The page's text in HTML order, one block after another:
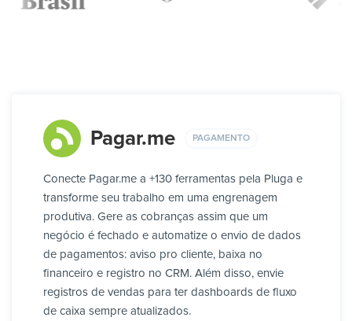
Pagar.me PAGAMENTO
Conecte Pagar.me a +130 ferramentas pela Pluga e
transforme seu trabalho em uma engrenagem
produtiva. Gere as cobranças assim que um
negócio é fechado e automatize o envio de dados
de pagamentos: aviso pro cliente, baixa no
financeiro e registro no CRM. Além disso, envie
registros de vendas para ter dashboards de fluxo
de caixa sempre atualizados.